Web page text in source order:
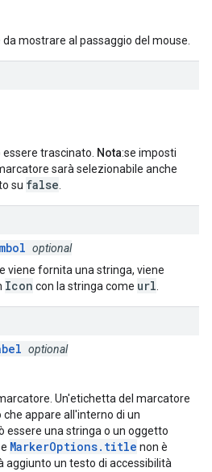
mostrare al passaggio del mouse.
trascinato. Nota:se imposti
sarà selezionabile anche
su false.
optional
viene fornita una stringa, viene
Icon con la stringa come url.
optional
Un'etichetta del marcatore
appare all'interno di un
essere una stringa o un oggetto
MarkerOptions.title non è
aggiunto un testo di accessibilità